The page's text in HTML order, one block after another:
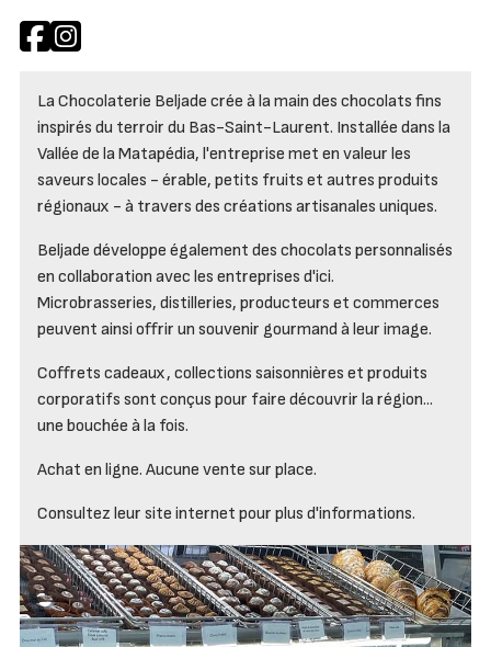
La Chocolaterie Beljade crée à la main des chocolats fins
inspirés du terroir du Bas-Saint-Laurent. Installée dans la
Vallée de la Matapédia, l'entreprise met en valeur les
saveurs locales - érable, petits fruits et autres produits
régionaux - à travers des créations artisanales uniques.
Beljade développe également des chocolats personnalisés
en collaboration avec les entreprises d'ici.
Microbrasseries, distilleries, producteurs et commerces
peuvent ainsi offrir un souvenir gourmand à leur image.
Coffrets cadeaux, collections saisonnières et produits
corporatifs sont conçus pour faire découvrir la région...
une bouchée à la fois.
Achat en ligne. Aucune vente sur place.
Consultez leur site internet pour plus d'informations.